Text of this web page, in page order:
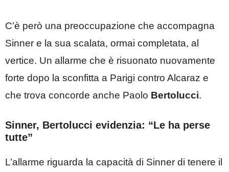
C’è però una preoccupazione che accompagna
Sinner e la sua scalata, ormai completata, al
vertice. Un allarme che è risuonato nuovamente
forte dopo la sconfitta a Parigi contro Alcaraz e
che trova concorde anche Paolo Bertolucci.
Sinner, Bertolucci evidenzia: “Le ha perse
tutte”
L’allarme riguarda la capacità di Sinner di tenere il